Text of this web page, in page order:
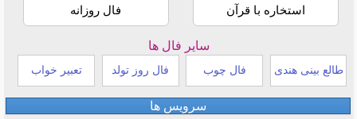
استخاره با قرآن فال روزانه
سایر فال ها
طالع بینی هندی فال چوب فال روز تولد تعبیر خواب
سرویس ها